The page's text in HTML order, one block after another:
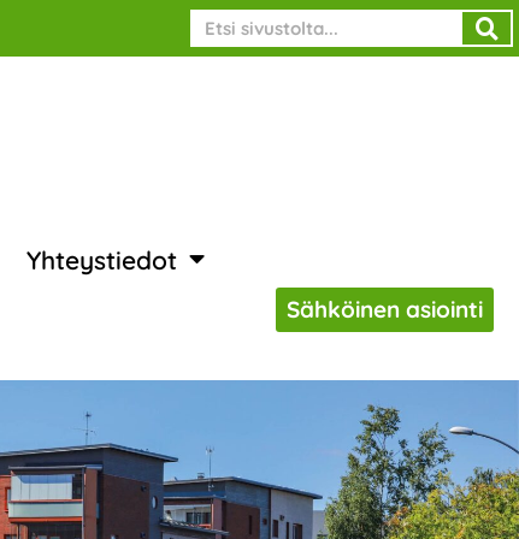
Search
Yhteystiedot
Sähköinen asiointi